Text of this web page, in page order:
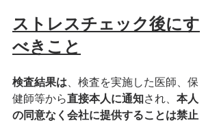
ストレスチェック後にす
べきこと
検査結果は、検査を実施した医師、保
健師等から直接本人に通知され、 本人
の同意なく会社に提供することは禁止